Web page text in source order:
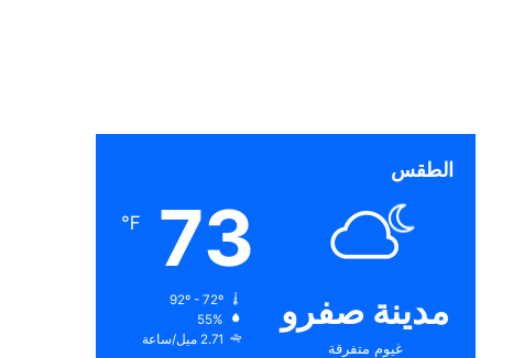
الطقس
مدينة صفرو
غيوم متفرقة
73
℉
55%
2.71 ميل/ساعة